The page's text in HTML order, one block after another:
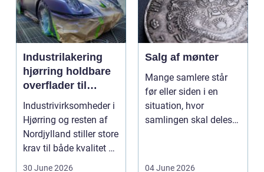
Industrilakering
hjørring holdbare
overflader til
industri og erhverv
Industrivirksomheder i
Hjørring og resten af
Nordjylland stiller store
krav til både kvalitet og
hol...
30 June 2026
Salg af mønter
Mange samlere står
før eller siden i en
situation, hvor
samlingen skal deles
04 June 2026